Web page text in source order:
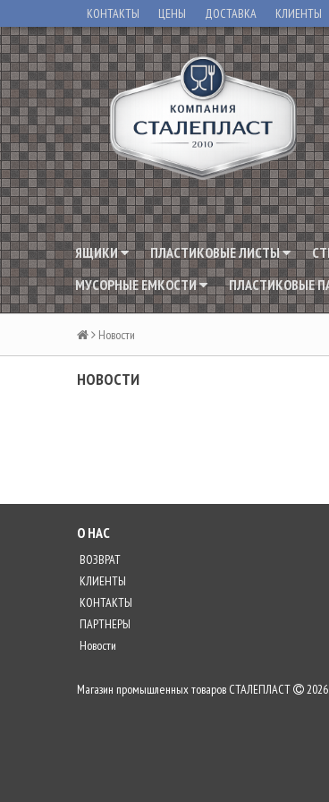
КОНТАКТЫ ЦЕНЫ ДОСТАВКА КЛИЕНТЫ
ЯЩИКИ ПЛАСТИКОВЫЕ ЛИСТЫ
МУСОРНЫЕ ЕМКОСТИ
ПЛАСТИКОВЫЕ
Новости
НОВОСТИ
О НАС
ВОЗВРАТ
КЛИЕНТЫ
КОНТАКТЫ
ПАРТНЕРЫ
Новости
Магазин промышленных товаров СТАЛЕПЛАСТ 2026